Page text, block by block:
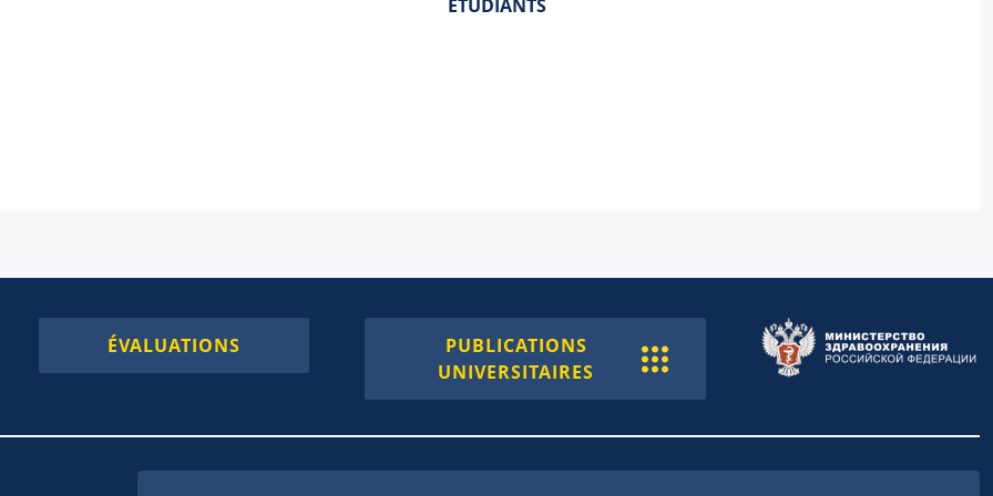
ÉTUDIANTS
ÉVALUATIONS
PUBLICATIONS
UNIVERSITAIRES